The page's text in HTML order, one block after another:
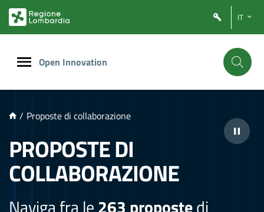
PRINCIPALE
IT
Open Innovation
/ Proposte di collaborazione
PROPOSTE DI
COLLABORAZIONE